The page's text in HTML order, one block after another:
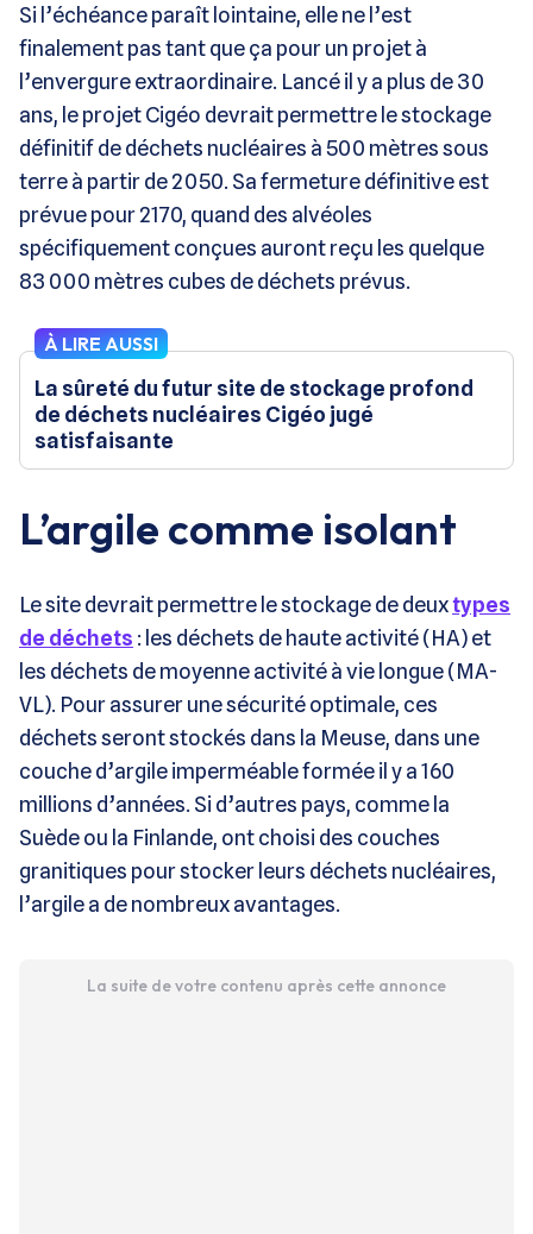
Si l’échéance paraît lointaine, elle ne l’est
finalement pas tant que ça pour un projet à
l’envergure extraordinaire. Lancé il y a plus de 30
ans, le projet Cigéo devrait permettre le stockage
définitif de déchets nucléaires à 500 mètres sous
terre à partir de 2050. Sa fermeture définitive est
prévue pour 2170, quand des alvéoles
spécifiquement conçues auront reçu les quelque
83 000 mètres cubes de déchets prévus.
À LIRE AUSSI
La sûreté du futur site de stockage profond
de déchets nucléaires Cigéo jugé
satisfaisante
L’argile comme isolant
Le site devrait permettre le stockage de deuxtypes
de déchets : les déchets de haute activité (HA) et
les déchets de moyenne activité à vie longue (MA-
VL). Pour assurer une sécurité optimale, ces
déchets seront stockés dans la Meuse, dans une
couche d’argile imperméable formée il y a 160
millions d’années. Si d’autres pays, comme la
Suède ou la Finlande, ont choisi des couches
granitiques pour stocker leurs déchets nucléaires,
l’argile a de nombreux avantages.
La suite de votre contenu après cette annonce